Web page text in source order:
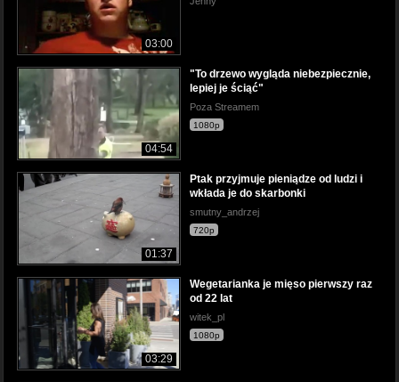
03:00
04:54
"To drzewo wygląda niebezpiecznie,
lepiej je ściąć"
Poza Streamem
1080p
01:37
Ptak przyjmuje pieniądze od ludzi i
wkłada je do skarbonki
smutny_andrzej
720p
03:29
Wegetarianka je mięso pierwszy raz
od 22 lat
witek_pl
1080p